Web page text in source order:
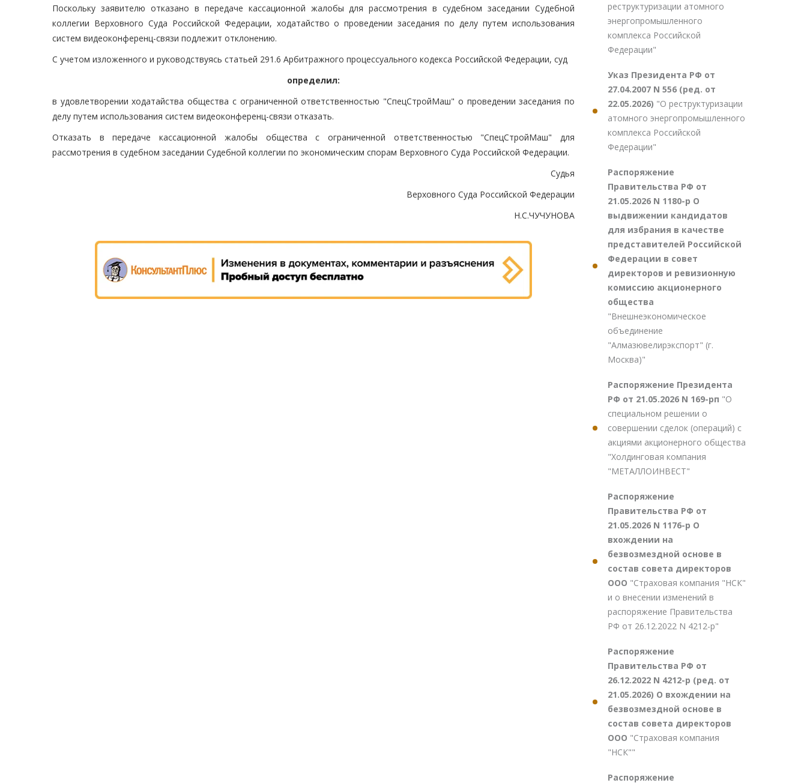
Поскольку заявителю отказано в передаче кассационной жалобы для рассмотрения в судебном заседании Судебной
коллегии Верховного Суда Российской Федерации, ходатайство о проведении заседания по делу путем использования
систем видеоконференц-связи подлежит отклонению.
С учетом изложенного и руководствуясь статьей 291.6 Арбитражного процессуального кодекса Российской Федерации, суд
определил:
в удовлетворении ходатайства общества с ограниченной ответственностью "СпецСтройМаш" о проведении заседания по
делу путем использования систем видеоконференц-связи отказать.
Отказать в передаче кассационной жалобы общества с ограниченной ответственностью "СпецСтройМаш" для
рассмотрения в судебном заседании Судебной коллегии по экономическим спорам Верховного Суда Российской Федерации.
Судья
Верховного Суда Российской Федерации
Н.С.ЧУЧУНОВА
реструктуризации атомного
энергопромышленного
комплекса Российской
Федерации"
Указ Президента РФ от
27.04.2007 N 556 (ред. от
22.05.2026) "О реструктуризации
атомного энергопромышленного
комплекса Российской
Федерации"
Распоряжение
Правительства РФ от
21.05.2026 N 1180-р О
выдвижении кандидатов
для избрания в качестве
представителей Российской
Федерации в совет
директоров и ревизионную
комиссию акционерного
общества
"Внешнеэкономическое
объединение
"Алмазювелирэкспорт" (г.
Москва)"
Распоряжение Президента
РФ от 21.05.2026 N 169-рп "О
специальном решении о
совершении сделок (операций) с
акциями акционерного общества
"Холдинговая компания
"МЕТАЛЛОИНВЕСТ"
Распоряжение
Правительства РФ от
21.05.2026 N 1176-р О
вхождении на
безвозмездной основе в
состав совета директоров
ООО "Страховая компания "НСК"
и о внесении изменений в
распоряжение Правительства
РФ от 26.12.2022 N 4212-р"
Распоряжение
Правительства РФ от
26.12.2022 N 4212-р (ред. от
21.05.2026) О вхождении на
безвозмездной основе в
состав совета директоров
ООО "Страховая компания
"НСК""
Распоряжение